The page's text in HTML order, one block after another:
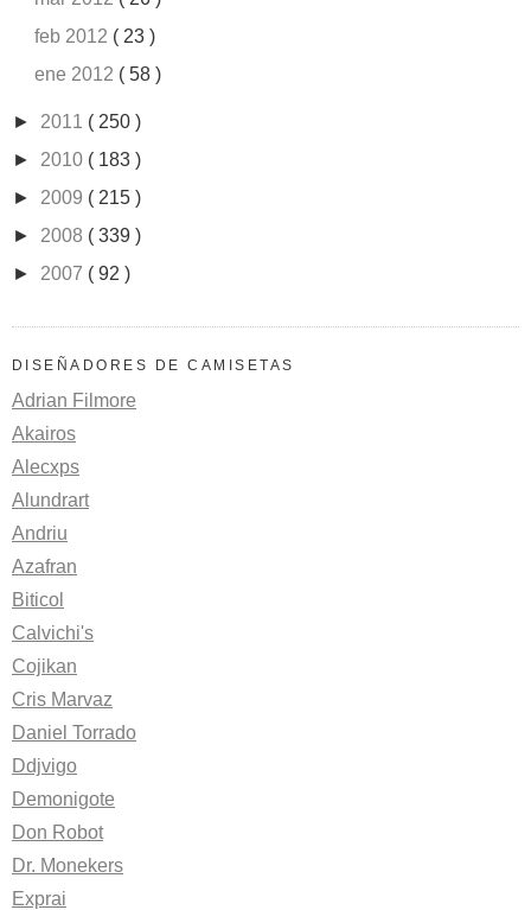
feb 2012 ( 23 )
ene 2012 ( 58 )
► 2011 ( 250 )
► 2010 ( 183 )
► 2009 ( 215 )
► 2008 ( 339 )
► 2007 ( 92 )
DISEÑADORES DE CAMISETAS
Adrian Filmore
Akairos
Alecxps
Alundrart
Andriu
Azafran
Biticol
Calvichi's
Cojikan
Cris Marvaz
Daniel Torrado
Ddjvigo
Demonigote
Don Robot
Dr. Monekers
Exprai